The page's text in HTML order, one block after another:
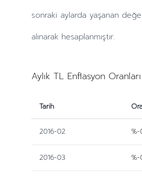
sonraki aylarda yaşanan
alınarak hesaplanmıştır.
Aylık TL Enflasyon Oranları
Tarih
2016-02 %-
2016-03 %-